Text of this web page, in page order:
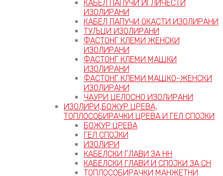
КАБЕЛ ПАПУЧИ ИГЛИЧЕСТИ
ИЗОЛИРАНИ
КАБЕЛ ПАПУЧИ ОКАСТИ ИЗОЛИРАНИ
ТУЉЦИ ИЗОЛИРАНИ
ФАСТОНГ КЛЕМИ ЖЕНСКИ
ИЗОЛИРАНИ
ФАСТОНГ КЛЕМИ МАШКИ
ИЗОЛИРАНИ
ФАСТОНГ КЛЕМИ МАШКO-ЖЕНСКИ
ИЗОЛИРАНИ
ЧАУРИ ЦЕЛОСНО ИЗОЛИРАНИ
ИЗОЛИРИ,БОЖУР ЦРЕВА,
ТОПЛОСОБИРАЧКИ ЦРЕВА И ГЕЛ СПОЈКИ
БОЖУР ЦРЕВА
ГЕЛ СПОЈКИ
ИЗОЛИРИ
КАБЕЛСКИ ГЛАВИ ЗА НН
КАБЕЛСКИ ГЛАВИ И СПОЈКИ ЗА СН
ТОПЛОСОБИРАЧКИ МАНЖЕТНИ